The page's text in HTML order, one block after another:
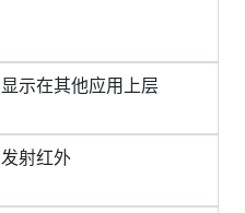
显示在其他应用上层
发射红外